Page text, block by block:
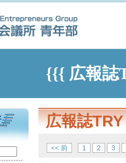
{{{ 広報誌
広報誌
<< 前 1 2 3